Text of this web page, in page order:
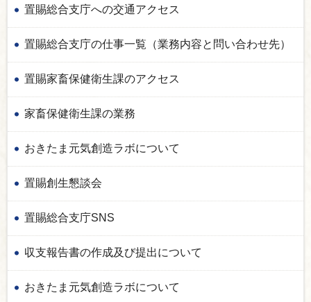
置賜総合支庁への交通アクセス
置賜総合支庁の仕事一覧（業務内容と問い合わせ先）
置賜家畜保健衛生課のアクセス
家畜保健衛生課の業務
おきたま元気創造ラボについて
置賜創生懇談会
置賜総合支庁SNS
収支報告書の作成及び提出について
おきたま元気創造ラボについて